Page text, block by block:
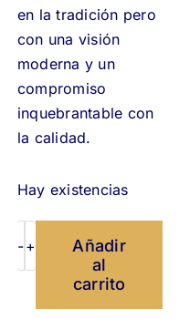
en la tradición pero
con una visión
moderna y un
compromiso
inquebrantable con
la calidad.
Hay existencias
Disfrutando'0
Bodegas
Añadir
al
carrito